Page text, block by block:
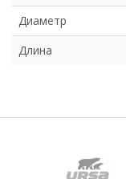
Диаметр
Длина